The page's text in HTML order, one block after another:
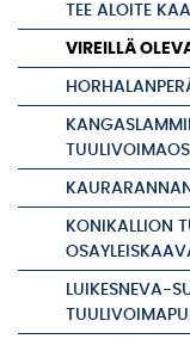
TEE ALOITE
VIREILLÄ
KONIKALLION
LUIKESNEVA-